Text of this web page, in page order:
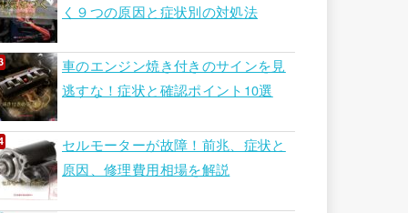
く９つの原因と症状別の対処法
車のエンジン焼き付きのサインを見
逃すな！症状と確認ポイント10選
セルモーターが故障！前兆、症状と
原因、修理費用相場を解説